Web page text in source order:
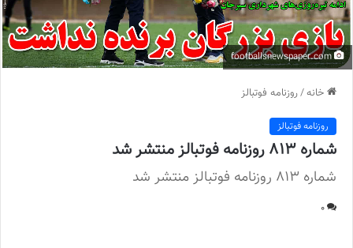
خانه/روزنامه فوتبالز
روزنامه فوتبالز
شماره 813 روزنامه فوتبالز منتشر شد
شماره 813 روزنامه فوتبالز منتشر شد
0